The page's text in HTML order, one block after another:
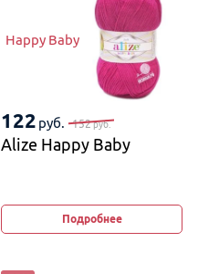
Happy Baby
122 руб. 152руб.
Alize Happy Baby
Подробнее